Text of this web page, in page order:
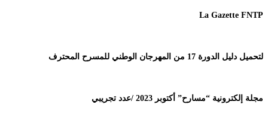
La Gazette FNTP
لتحميل دليل الدورة 17 من المهرجان الوطني للمسرح المحترف
مجلة إلكترونية “مسارح” أكتوبر 2023 /عدد تجريبي